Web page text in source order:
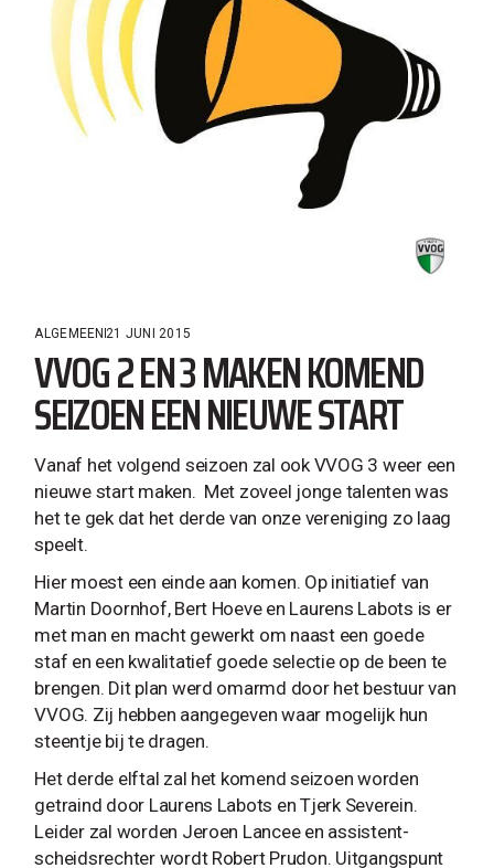
ALGEMEEN 21 JUNI 2015
VVOG 2 EN 3 MAKEN KOMEND
SEIZOEN EEN NIEUWE START
Vanaf het volgend seizoen zal ook VVOG 3 weer een
nieuwe start maken. Met zoveel jonge talenten was
het te gek dat het derde van onze vereniging zo laag
speelt.
Hier moest een einde aan komen. Op initiatief van
Martin Doornhof, Bert Hoeve en Laurens Labots is er
met man en macht gewerkt om naast een goede
staf en een kwalitatief goede selectie op de been te
brengen. Dit plan werd omarmd door het bestuur van
VVOG. Zij hebben aangegeven waar mogelijk hun
steentje bij te dragen.
Het derde elftal zal het komend seizoen worden
getraind door Laurens Labots en Tjerk Severein.
Leider zal worden Jeroen Lancee en assistent-
scheidsrechter wordt Robert Prudon. Uitgangspunt